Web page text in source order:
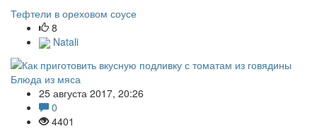
Тефтели в ореховом соусе
8
Natali
Блюда из мяса
25 августа 2017, 20:26
0
4401